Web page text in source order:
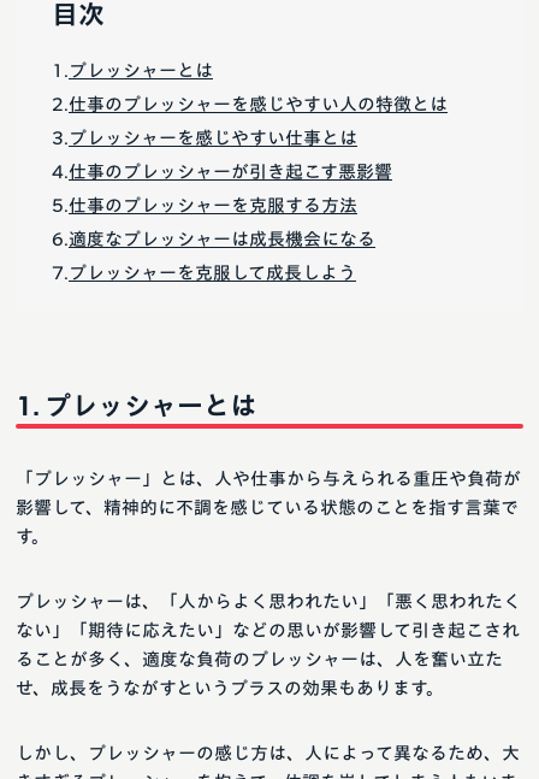
目次
プレッシャーとは
仕事のプレッシャーを感じやすい人の特徴とは
プレッシャーを感じやすい仕事とは
仕事のプレッシャーが引き起こす悪影響
仕事のプレッシャーを克服する方法
適度なプレッシャーは成長機会になる
プレッシャーを克服して成長しよう
プレッシャーとは
「プレッシャー」とは、人や仕事から与えられる重圧や負荷が
影響して、精神的に不調を感じている状態のことを指す言葉で
す。
プレッシャーは、「人からよく思われたい」「悪く思われたく
ない」「期待に応えたい」などの思いが影響して引き起こされ
ることが多く、適度な負荷のプレッシャーは、人を奮い立た
せ、成長をうながすというプラスの効果もあります。
しかし、プレッシャーの感じ方は、人によって異なるため、大